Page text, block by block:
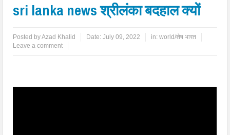
sri lanka news श्रीलंका बदहाल क्यों
Posted byAzad Khalid Date:July 09, 2022 in:world/शेष भारत
Leave a comment